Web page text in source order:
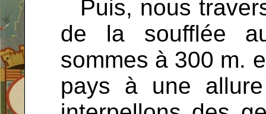
Puis, nous
de la soufflée
sommes à 300 m.
pays à une